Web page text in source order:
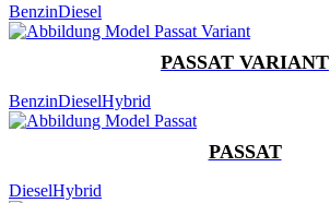
BenzinDiesel
PASSAT VARIANT
BenzinDieselHybrid
PASSAT
DieselHybrid